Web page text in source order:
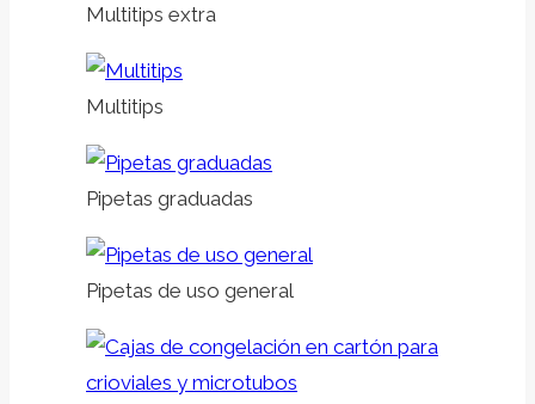
Multitips extra
Multitips
Pipetas graduadas
Pipetas de uso general